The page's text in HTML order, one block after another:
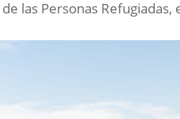
las Personas Refugiadas,